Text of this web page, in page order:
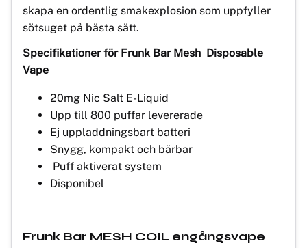
skapa en ordentlig smakexplosion som uppfyller
sötsuget på bästa sätt.
Specifikationer för Frunk Bar Mesh Disposable
Vape
20mg Nic Salt E-Liquid
Upp till 800 puffar levererade
Ej uppladdningsbart batteri
Snygg, kompakt och bärbar
Puff aktiverat system
Disponibel
Frunk Bar MESH COIL engångsvape